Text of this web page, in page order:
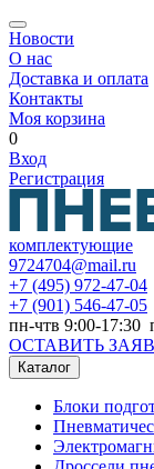
Новости
О нас
Доставка и оплата
Контакты
Моя корзина
0
Вход
Регистрация
комплектующие
9724704@mail.ru
+7 (495) 972-47-04
+7 (901) 546-47-05
пн-чтв 9:00-17:30
ОСТАВИТЬ
Каталог
Блоки